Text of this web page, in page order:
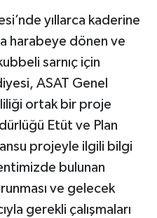
yıllarca kaderine
harabeye dönen ve
sarnıç için
ASAT Genel
ortak bir proje
Etüt ve Plan
projeyle ilgili bilgi
bulunan
ve gelecek
gerekli çalışmaları